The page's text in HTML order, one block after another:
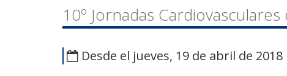
10º Jornadas Cardiovasculares
Desde el jueves, 19 de abril de